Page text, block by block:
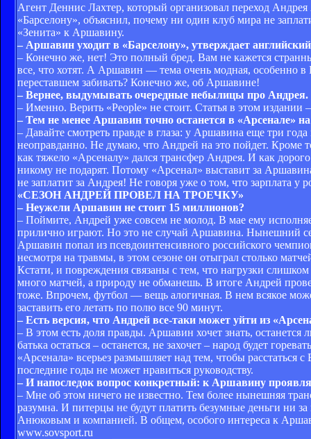
Агент Деннис Лахтер, который организовал переход
«Барселону», объяснил, почему ни один клуб мира не
«Зенита» к Аршавину.
– Аршавин уходит в «Барселону», утверждает
– Конечно же, нет! Это полный бред. Вам не кажется
все, что хотят. А Аршавин — тема очень модная, особенно
переставшем забивать? Конечно же, об Аршавине!
– Вернее, выдумывать очередные небылицы про Андрея.
– Именно. Верить «People» не стоит. Статья в этом издании
– Тем не менее Аршавин точно останется в «Арсенале»
– Давайте смотреть правде в глаза: у Аршавина еще три
неоправданно. Не думаю, что Андрей на это пойдет. Кроме
как тяжело «Арсеналу» дался трансфер Андрея. И как
никому не подарят. Потому «Арсенал» выставит за
не заплатит за Андрея! Не говоря уже о том, что зарплата у
«СЕЗОН АНДРЕЙ ПРОВЕЛ НА ТРОЕЧКУ»
– Неужели Аршавин не стоит 15 миллионов?
– Поймите, Андрей уже совсем не молод. В мае ему
прилично играют. Но это не случай Аршавина. Нынешний
Аршавин попал из псевдоинтенсивного российского
несмотря на травмы, в этом сезоне он отыграл столько
Кстати, и повреждения связаны с тем, что нагрузки
много матчей, а природу не обманешь. В итоге Андрей
тоже. Впрочем, футбол — вещь алогичная. В нем всякое
заставить его летать по полю все 90 минут.
– Есть версия, что Андрей все-таки может уйти из
– В этом есть доля правды. Аршавин хочет знать,
батька остаться – останется, не захочет – народ будет
«Арсенала» всерьез размышляет над тем, чтобы
последние годы не может нравиться руководству.
– И напоследок вопрос конкретный: к Аршавину
– Мне об этом ничего не известно. Тем более нынешняя
разумна. И питерцы не будут платить безумные деньги ни
Анюковым и компанией. В общем, особого интереса к
www.sovsport.ru